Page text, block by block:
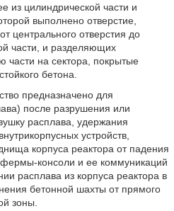
из цилиндрической части и
выполнено отверстие,
центрального отверстия до
части, и разделяющих
части на сектора, покрытые
бетона.
предназначено для
после разрушения или
расплава, удержания
устройств,
корпуса реактора от падения
консоли и ее коммуникаций
расплава из корпуса реактора в
бетонной шахты от прямого
зоны.